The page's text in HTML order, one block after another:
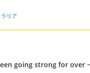
リア
going strong for over